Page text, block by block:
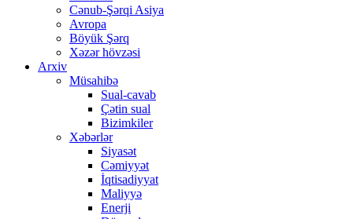
Cənub-Şərqi Asiya
Avropa
Böyük Şərq
Xəzər hövzəsi
Arxiv
Müsahibə
Sual-cavab
Çətin sual
Bizimkiler
Xəbərlər
Siyasət
Cəmiyyət
İqtisadiyyat
Maliyyə
Enerji